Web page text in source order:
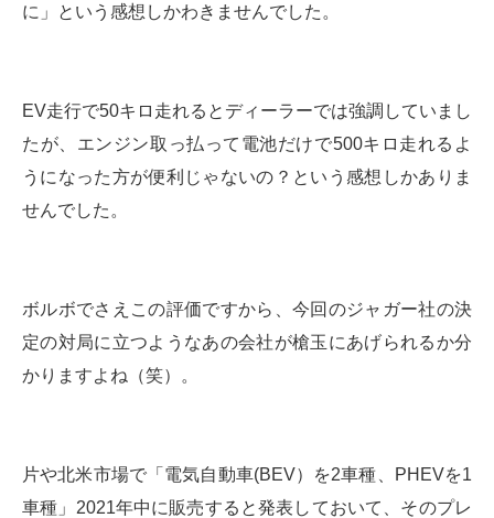
に」という感想しかわきませんでした。
EV走行で50キロ走れるとディーラーでは強調していまし
たが、エンジン取っ払って電池だけで500キロ走れるよ
うになった方が便利じゃないの？という感想しかありま
せんでした。
ボルボでさえこの評価ですから、今回のジャガー社の決
定の対局に立つようなあの会社が槍玉にあげられるか分
かりますよね（笑）。
片や北米市場で「電気自動車(BEV）を2車種、PHEVを1
車種」2021年中に販売すると発表しておいて、そのプレ